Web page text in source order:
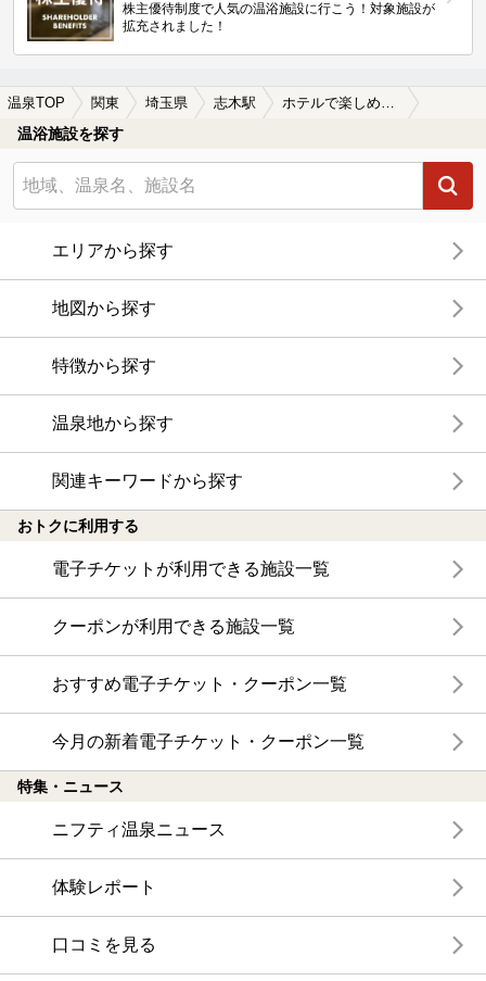
株主優待制度で人気の温浴施設に行こう！対象施設が
拡充されました！
温泉TOP 関東 埼玉県 志木駅 ホテルで楽しめる志木駅近くの温泉、日帰り温泉、スーパー銭湯おすすめ
温浴施設を探す
エリアから探す
地図から探す
特徴から探す
温泉地から探す
関連キーワードから探す
おトクに利用する
電子チケットが利用できる施設一覧
クーポンが利用できる施設一覧
おすすめ電子チケット・クーポン一覧
今月の新着電子チケット・クーポン一覧
特集・ニュース
ニフティ温泉ニュース
体験レポート
口コミを見る